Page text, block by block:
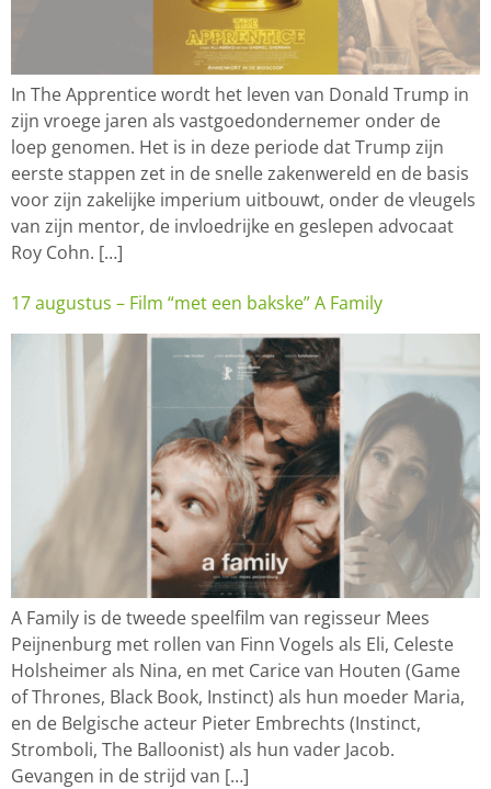
In The Apprentice wordt het leven van Donald Trump in
zijn vroege jaren als vastgoedondernemer onder de
loep genomen. Het is in deze periode dat Trump zijn
eerste stappen zet in de snelle zakenwereld en de basis
voor zijn zakelijke imperium uitbouwt, onder de vleugels
van zijn mentor, de invloedrijke en geslepen advocaat
Roy Cohn. […]
17 augustus – Film “met een bakske” A Family
A Family is de tweede speelfilm van regisseur Mees
Peijnenburg met rollen van Finn Vogels als Eli, Celeste
Holsheimer als Nina, en met Carice van Houten (Game
of Thrones, Black Book, Instinct) als hun moeder Maria,
en de Belgische acteur Pieter Embrechts (Instinct,
Stromboli, The Balloonist) als hun vader Jacob.
Gevangen in de strijd van […]